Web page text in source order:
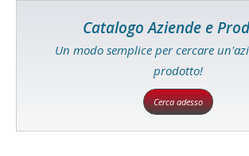
Catalogo Aziende e
Un modo semplice per cercare
prodotto!
Cerca adesso